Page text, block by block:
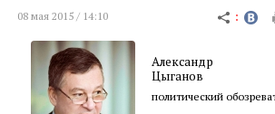
08 мая 2015 / 14:10
Александр
Цыганов
политический